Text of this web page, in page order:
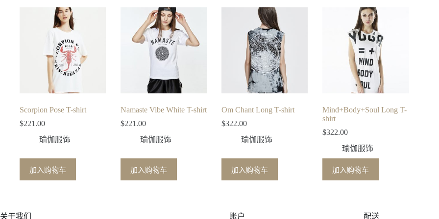
Scorpion Pose T-shirt
$221.00
瑜伽服饰
加入购物车
Namaste Vibe White T-shirt
$221.00
瑜伽服饰
加入购物车
Om Chant Long T-shirt
$322.00
瑜伽服饰
加入购物车
Mind+Body+Soul Long T-
shirt
$322.00
瑜伽服饰
加入购物车
关于我们 账户 配送